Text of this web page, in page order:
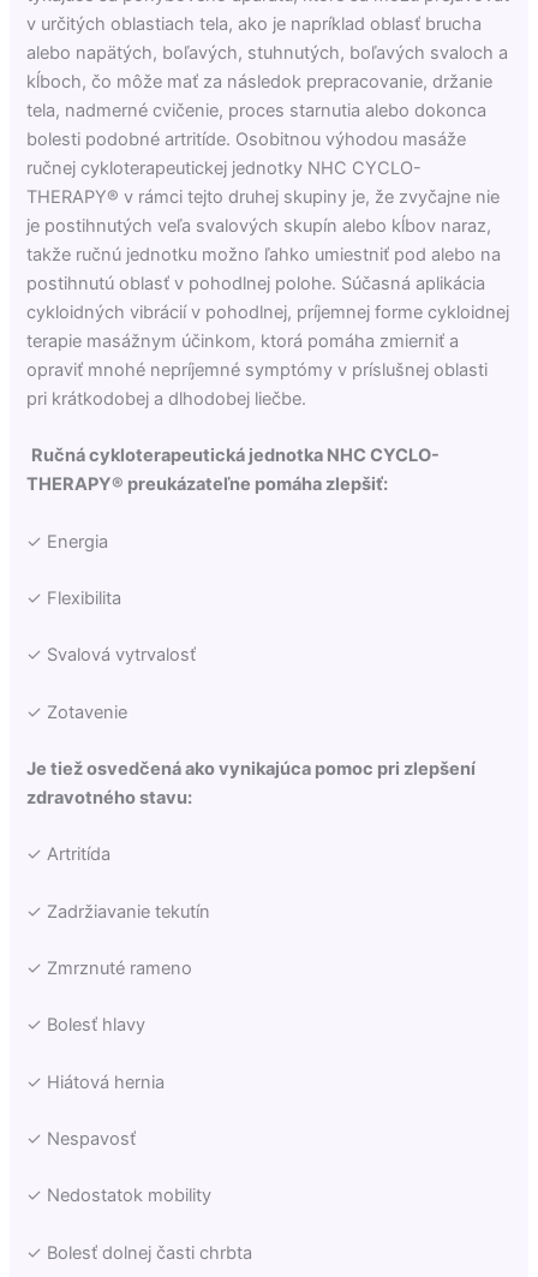
v určitých oblastiach tela, ako je napríklad oblasť brucha
alebo napätých, boľavých, stuhnutých, boľavých svaloch a
kĺboch, čo môže mať za následok prepracovanie, držanie
tela, nadmerné cvičenie, proces starnutia alebo dokonca
bolesti podobné artritíde. Osobitnou výhodou masáže
ručnej cykloterapeutickej jednotky NHC CYCLO-
THERAPY® v rámci tejto druhej skupiny je, že zvyčajne nie
je postihnutých veľa svalových skupín alebo kĺbov naraz,
takže ručnú jednotku možno ľahko umiestniť pod alebo na
postihnutú oblasť v pohodlnej polohe. Súčasná aplikácia
cykloidných vibrácií v pohodlnej, príjemnej forme cykloidnej
terapie masážnym účinkom, ktorá pomáha zmierniť a
opraviť mnohé nepríjemné symptómy v príslušnej oblasti
pri krátkodobej a dlhodobej liečbe.
Ručná cykloterapeutická jednotka NHC CYCLO-
THERAPY® preukázateľne pomáha zlepšiť:
✓ Energia
✓ Flexibilita
✓ Svalová vytrvalosť
✓ Zotavenie
Je tiež osvedčená ako vynikajúca pomoc pri zlepšení
zdravotného stavu:
✓ Artritída
✓ Zadržiavanie tekutín
✓ Zmrznuté rameno
✓ Bolesť hlavy
✓ Hiátová hernia
✓ Nespavosť
✓ Nedostatok mobility
✓ Bolesť dolnej časti chrbta